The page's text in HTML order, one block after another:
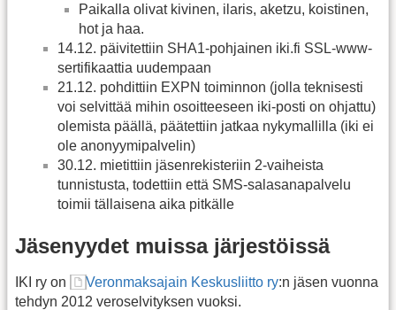
Paikalla olivat kivinen, ilaris, aketzu, koistinen,
hot ja haa.
14.12. päivitettiin SHA1-pohjainen iki.fi SSL-www-
sertifikaattia uudempaan
21.12. pohdittiin EXPN toiminnon (jolla teknisesti
voi selvittää mihin osoitteeseen iki-posti on ohjattu)
olemista päällä, päätettiin jatkaa nykymallilla (iki ei
ole anonyymipalvelin)
30.12. mietittiin jäsenrekisteriin 2-vaiheista
tunnistusta, todettiin että SMS-salasanapalvelu
toimii tällaisena aika pitkälle
Jäsenyydet muissa järjestöissä
IKI ry on Veronmaksajain Keskusliitto ry:n jäsen vuonna
tehdyn 2012 veroselvityksen vuoksi.